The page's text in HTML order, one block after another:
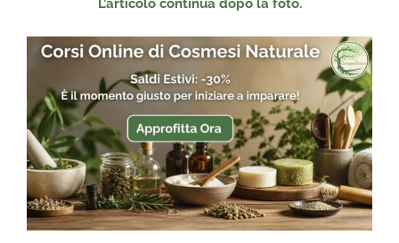
L’articolo continua dopo la foto.